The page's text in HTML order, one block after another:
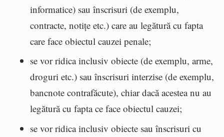
informatice) sau înscrisuri (de exemplu,
contracte, notițe etc.) care au legătură cu fapta
care face obiectul cauzei penale;
se vor ridica inclusiv obiecte (de exemplu, arme,
droguri etc.) sau înscrisuri interzise (de exemplu,
bancnote contrafăcute), chiar dacă acestea nu au
legătură cu fapta ce face obiectul cauzei;
se vor ridica inclusiv obiecte sau înscrisuri cu